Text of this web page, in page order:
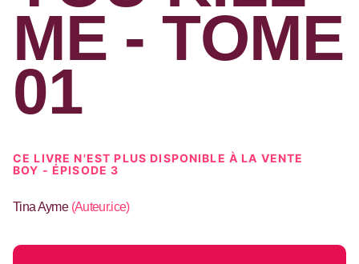
ME - TOME
01
CE LIVRE N'EST PLUS DISPONIBLE À LA VENTE
BOY - ÉPISODE 3
Tina Ayme(Auteur.ice)